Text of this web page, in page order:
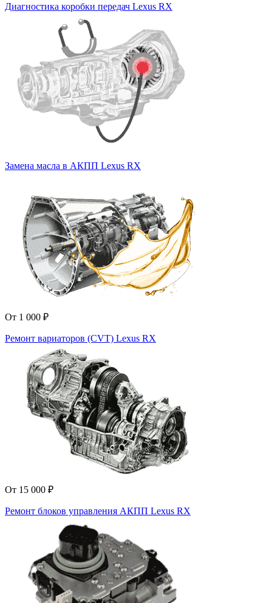
Диагностика коробки передач Lexus RX
Замена масла в АКПП Lexus RX
От 1 000 ₽
Ремонт вариаторов (CVT) Lexus RX
От 15 000 ₽
Ремонт блоков управления АКПП Lexus RX